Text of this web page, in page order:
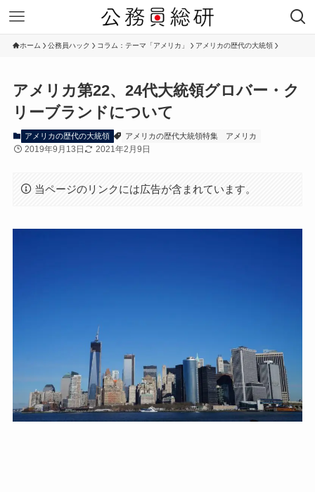
ホーム 公務員ハック コラム：テーマ「アメリカ」 アメリカの歴代の大統領
アメリカ第22、24代大統領グロバー・ク
リーブランドについて
アメリカの歴代の大統領 アメリカの歴代大統領特集 アメリカ
2019年9月13日 2021年2月9日
当ページのリンクには広告が含まれています。